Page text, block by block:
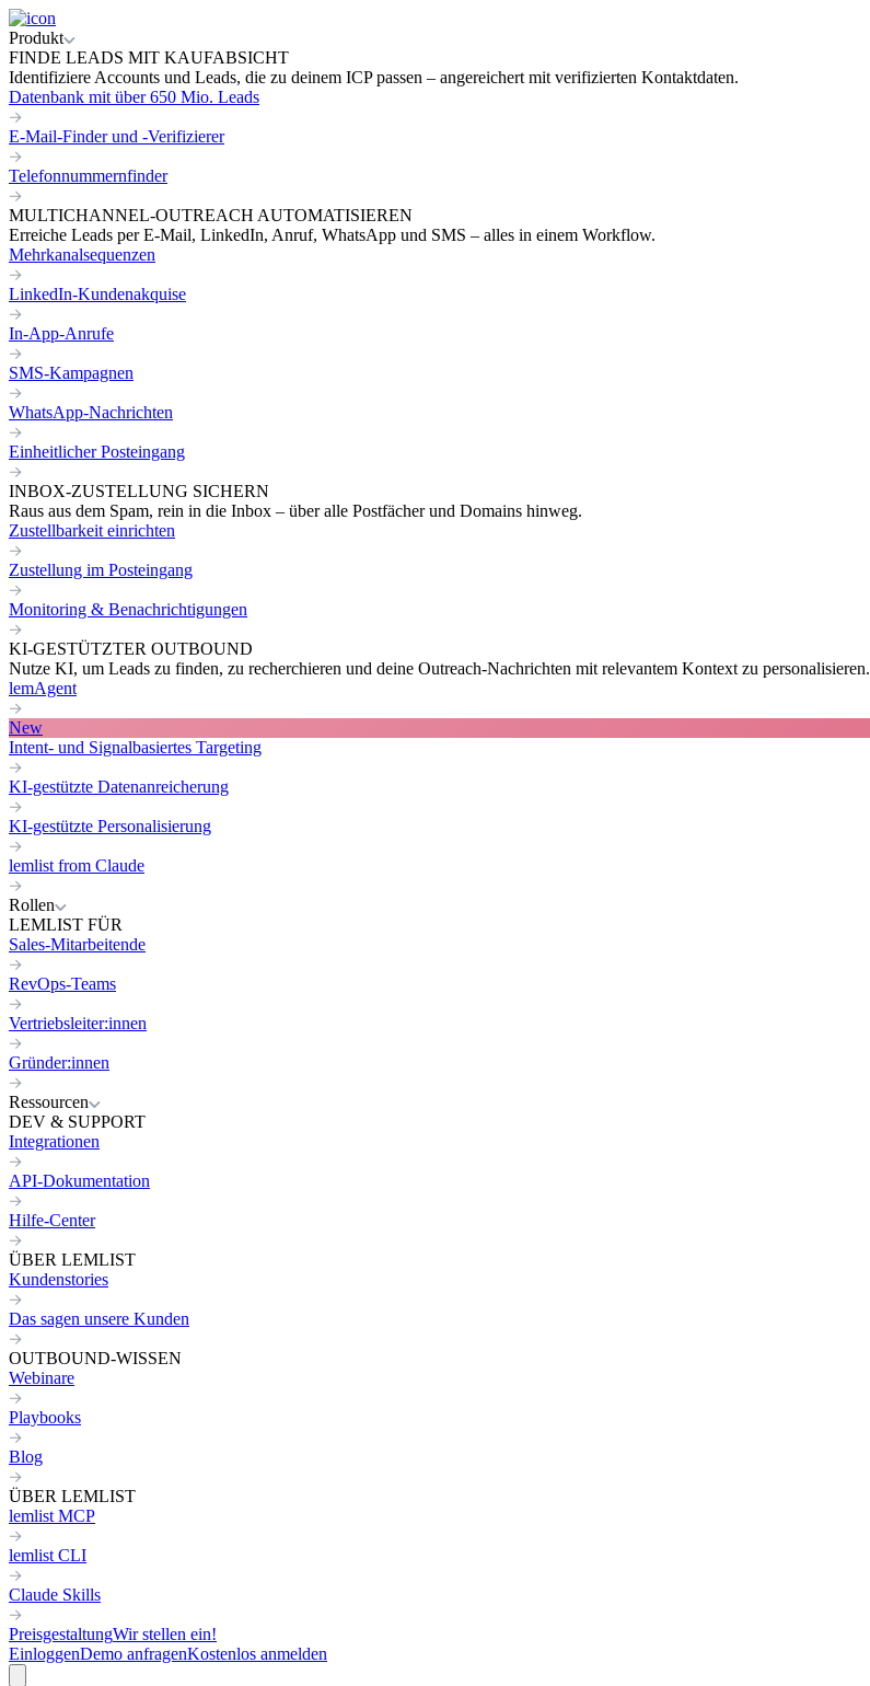
Produkt
FINDE LEADS MIT KAUFABSICHT
Identifiziere Accounts und Leads, die zu deinem ICP passen – angereichert mit verifizierten Kontaktdaten.
Datenbank mit über 650 Mio. Leads
E-Mail-Finder und -Verifizierer
Telefonnummernfinder
MULTICHANNEL-OUTREACH AUTOMATISIEREN
Erreiche Leads per E-Mail, LinkedIn, Anruf, WhatsApp und SMS – alles in einem Workflow.
Mehrkanalsequenzen
LinkedIn-Kundenakquise
In-App-Anrufe
SMS-Kampagnen
WhatsApp-Nachrichten
Einheitlicher Posteingang
INBOX-ZUSTELLUNG SICHERN
Raus aus dem Spam, rein in die Inbox – über alle Postfächer und Domains hinweg.
Zustellbarkeit einrichten
Zustellung im Posteingang
Monitoring & Benachrichtigungen
KI-GESTÜTZTER OUTBOUND
Nutze KI, um Leads zu finden, zu recherchieren und deine Outreach-Nachrichten mit relevantem Kontext zu personalisieren.
lemAgent
New
Intent- und Signalbasiertes Targeting
KI-gestützte Datenanreicherung
KI-gestützte Personalisierung
lemlist from Claude
Rollen
LEMLIST FÜR
Sales-Mitarbeitende
RevOps-Teams
Vertriebsleiter:innen
Gründer:innen
Ressourcen
DEV & SUPPORT
Integrationen
API-Dokumentation
Hilfe-Center
ÜBER LEMLIST
Kundenstories
Das sagen unsere Kunden
OUTBOUND-WISSEN
Webinare
Playbooks
Blog
ÜBER LEMLIST
lemlist MCP
lemlist CLI
Claude Skills
PreisgestaltungWir stellen ein!
EinloggenDemo anfragenKostenlos anmelden